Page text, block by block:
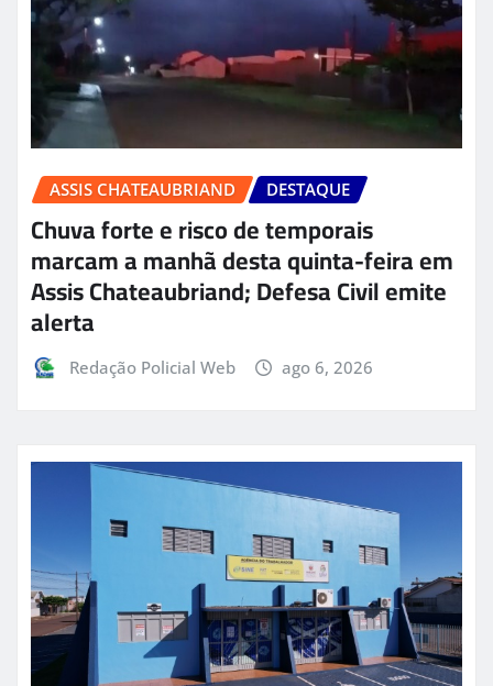
ASSIS CHATEAUBRIAND DESTAQUE
Chuva forte e risco de temporais
marcam a manhã desta quinta-feira em
Assis Chateaubriand; Defesa Civil emite
alerta
Redação Policial Web ago 6, 2026